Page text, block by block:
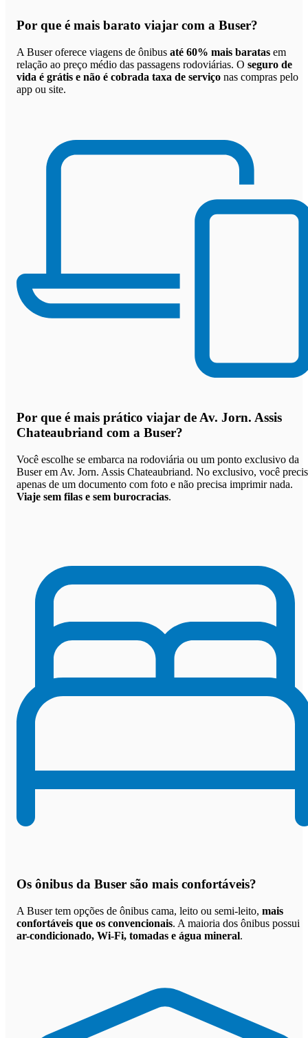
Por que é mais barato viajar com a Buser?
A Buser oferece viagens de ônibus até 60% mais baratas em
relação ao preço médio das passagens rodoviárias. O seguro de
vida é grátis e não é cobrada taxa de serviço nas compras pelo
app ou site.
Por que é mais prático viajar de Av. Jorn. Assis
Chateaubriand com a Buser?
Você escolhe se embarca na rodoviária ou um ponto exclusivo da
Buser em Av. Jorn. Assis Chateaubriand. No exclusivo, você
apenas de um documento com foto e não precisa imprimir nada.
Viaje sem filas e sem burocracias.
Os ônibus da Buser são mais confortáveis?
A Buser tem opções de ônibus cama, leito ou semi-leito, mais
confortáveis que os convencionais. A maioria dos ônibus possui
ar-condicionado, Wi-Fi, tomadas e água mineral.